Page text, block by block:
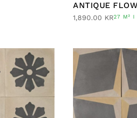
ANTIQUE
1,890.00 KR27 M² I